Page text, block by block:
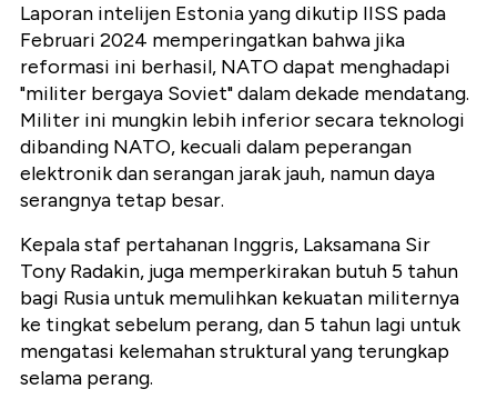
Laporan intelijen Estonia yang dikutip IISS pada
Februari 2024 memperingatkan bahwa jika
reformasi ini berhasil, NATO dapat menghadapi
"militer bergaya Soviet" dalam dekade mendatang.
Militer ini mungkin lebih inferior secara teknologi
dibanding NATO, kecuali dalam peperangan
elektronik dan serangan jarak jauh, namun daya
serangnya tetap besar.
Kepala staf pertahanan Inggris, Laksamana Sir
Tony Radakin, juga memperkirakan butuh 5 tahun
bagi Rusia untuk memulihkan kekuatan militernya
ke tingkat sebelum perang, dan 5 tahun lagi untuk
mengatasi kelemahan struktural yang terungkap
selama perang.